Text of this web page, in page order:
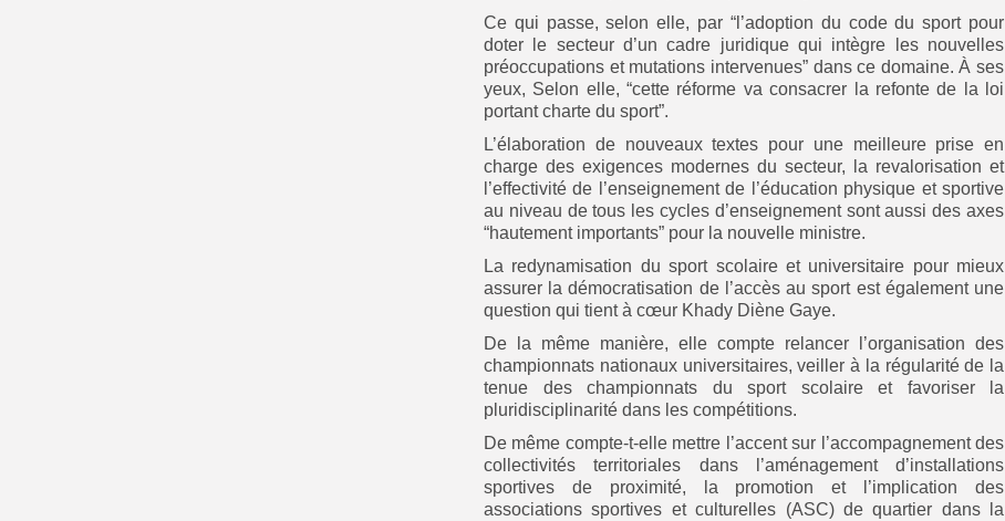
Ce qui passe, selon elle, par “l’adoption du code du sport pour
doter le secteur d’un cadre juridique qui intègre les nouvelles
préoccupations et mutations intervenues” dans ce domaine. À ses
yeux, Selon elle, “cette réforme va consacrer la refonte de la loi
portant charte du sport”.
L’élaboration de nouveaux textes pour une meilleure prise en
charge des exigences modernes du secteur, la revalorisation et
l’effectivité de l’enseignement de l’éducation physique et sportive
au niveau de tous les cycles d’enseignement sont aussi des axes
“hautement importants” pour la nouvelle ministre.
La redynamisation du sport scolaire et universitaire pour mieux
assurer la démocratisation de l’accès au sport est également une
question qui tient à cœur Khady Diène Gaye.
De la même manière, elle compte relancer l’organisation des
championnats nationaux universitaires, veiller à la régularité de la
tenue des championnats du sport scolaire et favoriser la
pluridisciplinarité dans les compétitions.
De même compte-t-elle mettre l’accent sur l’accompagnement des
collectivités territoriales dans l’aménagement d’installations
sportives de proximité, la promotion et l’implication des
associations sportives et culturelles (ASC) de quartier dans la